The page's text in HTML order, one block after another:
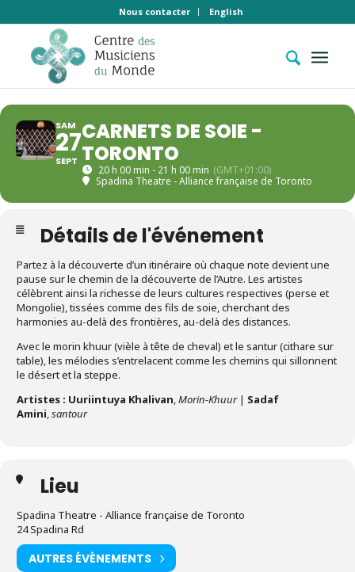
Nous contacter English
SAM
27
SEPT
CARNETS DE SOIE -
TORONTO
20 h 00 min - 21 h 00 min (GMT+01:00)
Spadina Theatre - Alliance française de Toronto
Détails de l'événement
Partez à la découverte d’un itinéraire où chaque note devient une
pause sur le chemin de la découverte de l’Autre. Les artistes
célèbrent ainsi la richesse de leurs cultures respectives (perse et
Mongolie), tissées comme des fils de soie, cherchant des
harmonies au-delà des frontières, au-delà des distances.
Avec le morin khuur (vièle à tête de cheval) et le santur (cithare sur
table), les mélodies s’entrelacent comme les chemins qui sillonnent
le désert et la steppe.
Artistes : Uuriintuya Khalivan,Morin-Khuur | Sadaf
Amini,santour
Lieu
Spadina Theatre - Alliance française de Toronto
24 Spadina Rd
AUTRES ÉVÈNEMENTS